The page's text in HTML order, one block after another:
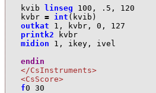
kvib linseg 100 , .5 , 120
kvbr = int ( kvib )
outkat
1 , kvbr , 0 , 127
printk2
kvbr
midion
1 , i key , i vel
endin
</CsInstruments>
<CsScore>
f0 30